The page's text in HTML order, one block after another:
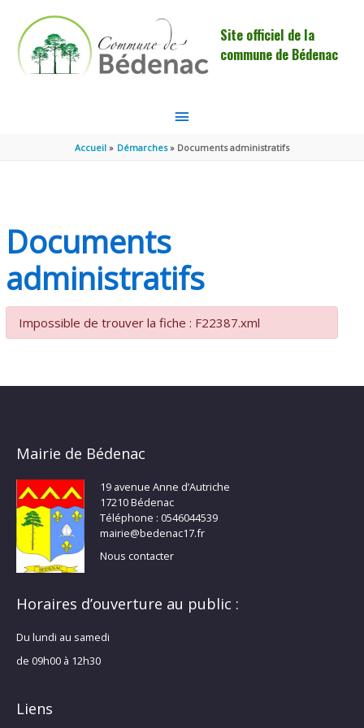
Site officiel de la
commune de Bédenac
MENU
PRINCIPAL
Accueil Démarches Documents administratifs
Documents
administratifs
Impossible de trouver la fiche : F22387.xml
Mairie de Bédenac
19 avenue Anne d’Autriche
17210 Bédenac
Téléphone : 0546044539
mairie@bedenac17.fr
Nous contacter
Horaires d’ouverture au public :
Du lundi au samedi
de 09h00 à 12h30
Liens